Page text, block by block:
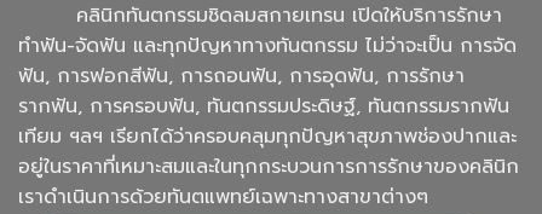
คลินิกทันตกรรมชิดลมสกายเทรน เปิดให้บริการรักษา
ทำฟัน-จัดฟัน และทุกปัญหาทางทันตกรรม ไม่ว่าจะเป็น การจัด
ฟัน, การฟอกสีฟัน, การถอนฟัน, การอุดฟัน, การรักษา
รากฟัน, การครอบฟัน, ทันตกรรมประดิษฐ์, ทันตกรรมรากฟัน
เทียม ฯลฯ เรียกได้ว่าครอบคลุมทุกปัญหาสุขภาพช่องปากและ
อยู่ในราคาที่เหมาะสมและในทุกกระบวนการการรักษาของคลินิก
เราดำเนินการด้วยทันตแพทย์เฉพาะทางสาขาต่างๆ